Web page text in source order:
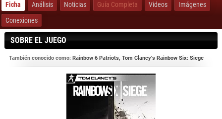
Ficha Análisis Noticias Guía Completa Videos
Imágenes
Conexiones
SOBRE EL JUEGO
También conocido como: Rainbow 6 Patriots, Tom Clancy's Rainbow Six: Siege